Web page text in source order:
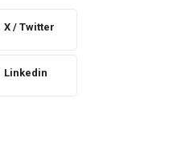
X / Twitter
Linkedin